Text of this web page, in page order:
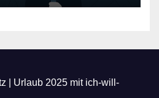
Urlaub 2025 mit ich-will-